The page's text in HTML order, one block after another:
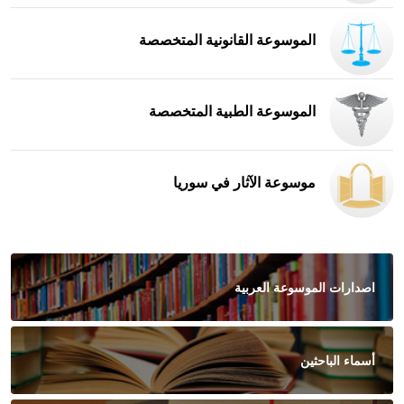
الموسوعة القانونية المتخصصة
الموسوعة الطبية المتخصصة
موسوعة الآثار في سوريا
اصدارات الموسوعة العربية
أسماء الباحثين